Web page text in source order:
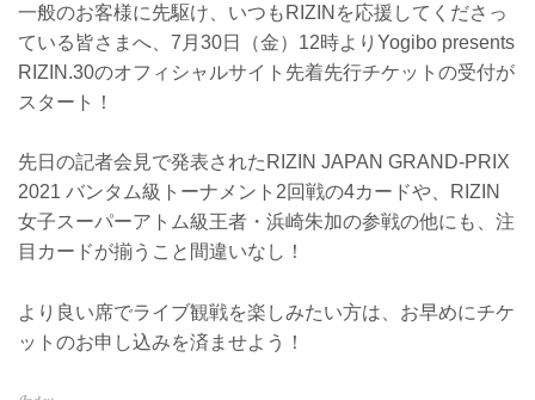
一般のお客様に先駆け、いつもRIZINを応援してくださっ
ている皆さまへ、7月30日（金）12時よりYogibo presents
RIZIN.30のオフィシャルサイト先着先行チケットの受付が
スタート！
先日の記者会見で発表されたRIZIN JAPAN GRAND-PRIX
2021 バンタム級トーナメント2回戦の4カードや、RIZIN
女子スーパーアトム級王者・浜崎朱加の参戦の他にも、注
目カードが揃うこと間違いなし！
より良い席でライブ観戦を楽しみたい方は、お早めにチケ
ットのお申し込みを済ませよう！